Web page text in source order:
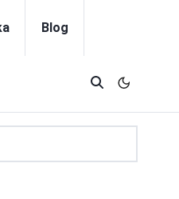
Blog